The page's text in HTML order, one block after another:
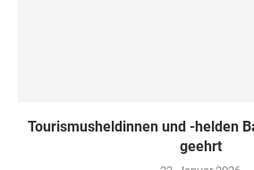
Tourismusheldinnen und -helden
geehrt